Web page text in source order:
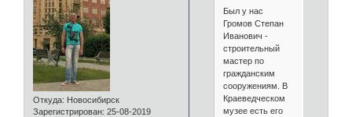
Откуда: Новосибирск
Зарегистрирован: 25-08-2019
Был у нас
Громов Степан
Иванович -
строительный
мастер по
гражданским
сооружениям. В
Краеведческом
музее есть его